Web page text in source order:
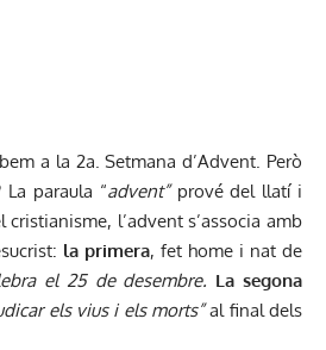
a la 2a. Setmana d’Advent. Però
paraula “advent”prové del llatí i
cristianisme, l’advent s’associa amb
la primera, fet home i nat de
el 25 de desembre. La segona
els vius i els morts”al final dels